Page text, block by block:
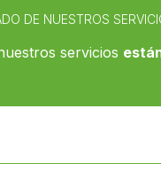
DE NUESTROS
servicios